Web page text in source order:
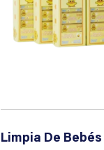
Limpia De